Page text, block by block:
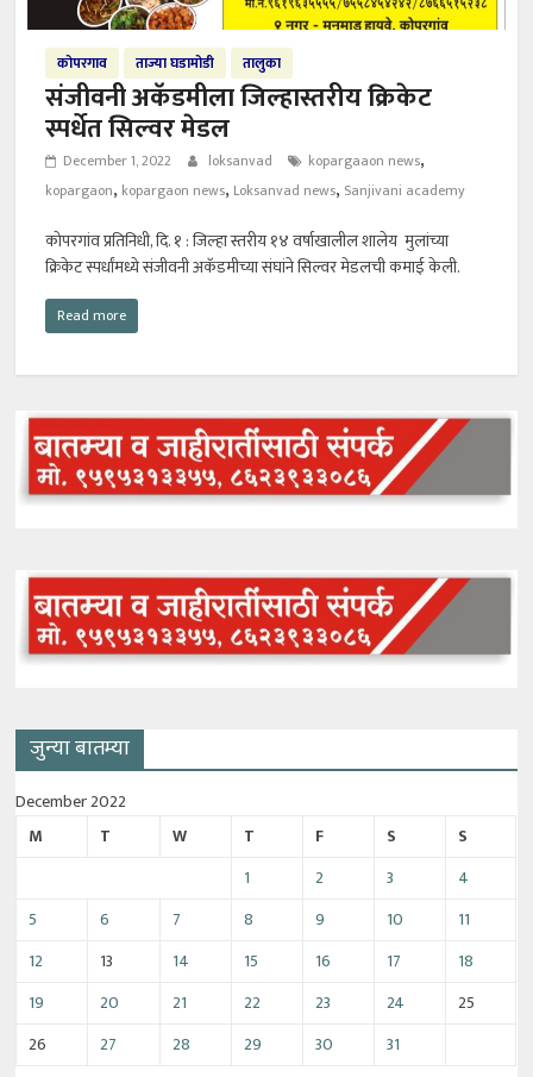
कोपरगाव ताज्या घडामोडी तालुका
संजीवनी अकॅडमीला जिल्हास्तरीय क्रिकेट
स्पर्धेत सिल्वर मेडल
December 1, 2022 loksanvad kopargaaon news,
kopargaon, kopargaon news, Loksanvad news, Sanjivani academy
कोपरगांव प्रतिनिधी, दि. १ : जिल्हा स्तरीय १४ वर्षाखालील शालेय मुलांच्या
क्रिकेट स्पर्धांमध्ये संजीवनी अकॅडमीच्या संघांने सिल्वर मेडलची कमाई केली.
Read more
जुन्या बातम्या
December 2022
M
T W T F S
S
1
2 3
4
5
6 7 8 9 10
11
12
13 14 15 16 17
18
19
20 21 22 23 24
25
26
27 28 29 30 31